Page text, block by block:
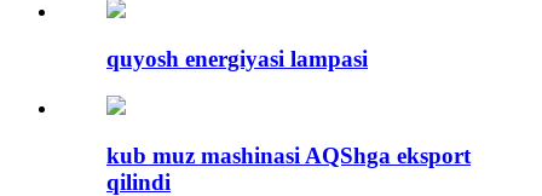
quyosh energiyasi lampasi
kub muz mashinasi AQShga eksport
qilindi